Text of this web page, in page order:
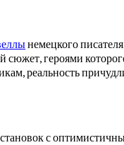
немецкого
героями
реальность
с